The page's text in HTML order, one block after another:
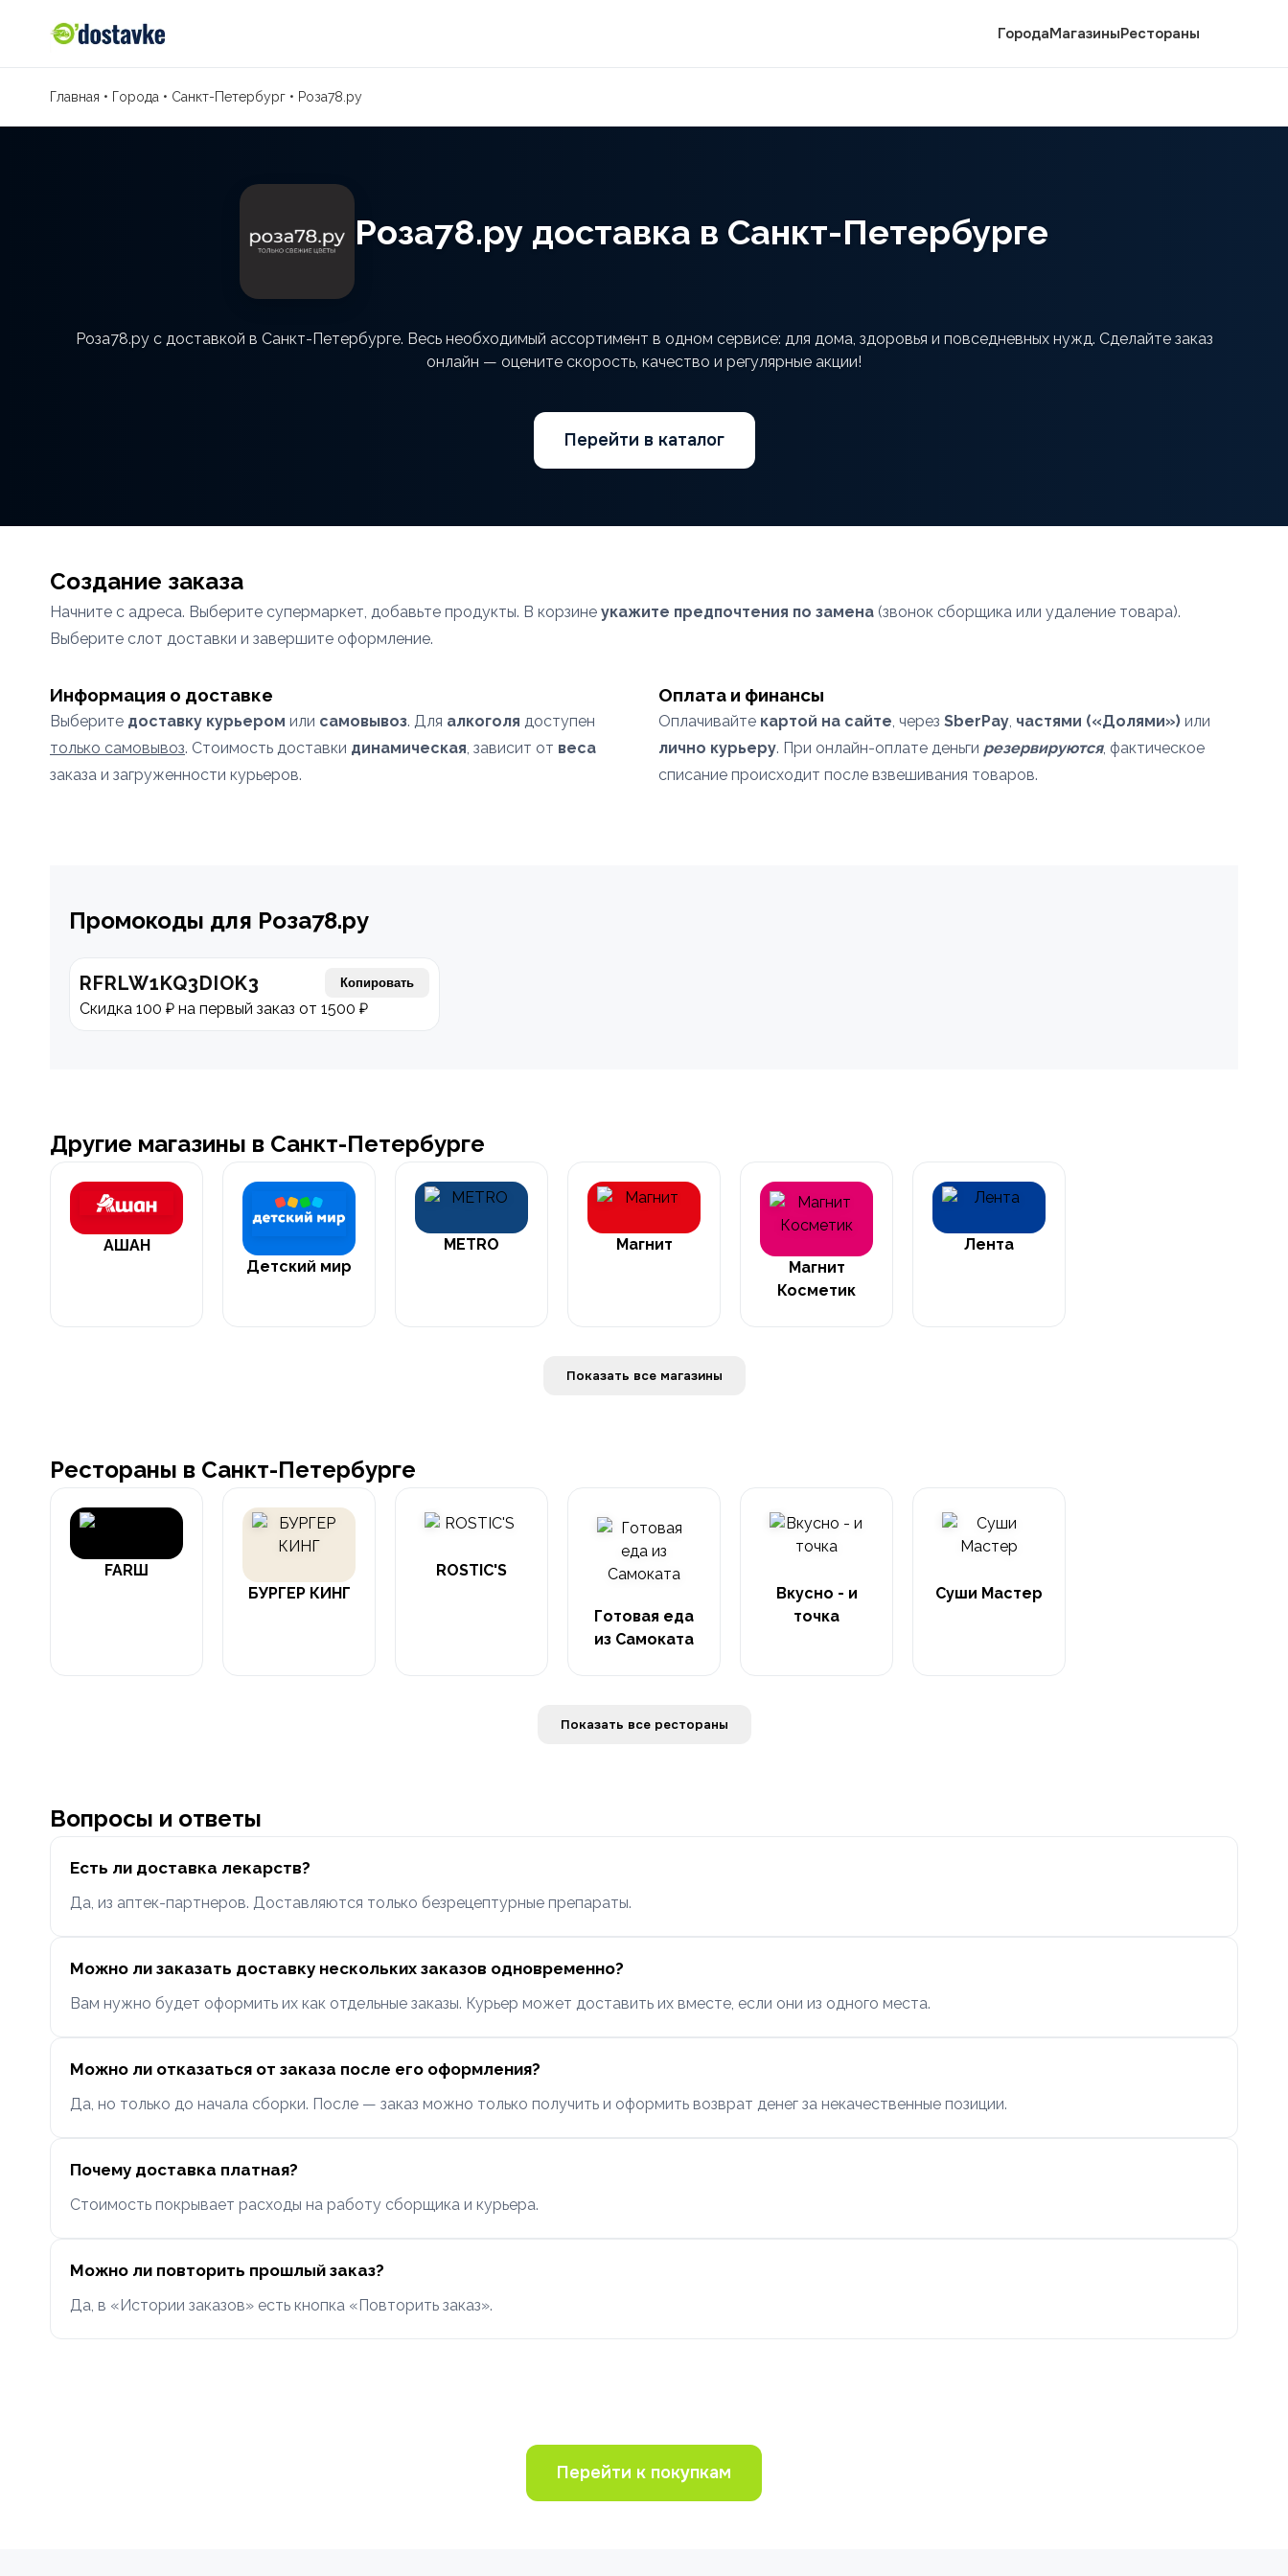
ГородаМагазиныРестораны
Главная • Города • Санкт-Петербург • Роза78.ру
Роза78.ру доставка в Санкт-Петербурге
Роза78.ру с доставкой в Санкт-Петербурге. Весь необходимый ассортимент в одном сервисе: для дома, здоровья и повседневных нужд. Сделайте заказ
онлайн — оцените скорость, качество и регулярные акции!
Перейти в каталог
Создание заказа
Начните с адреса. Выберите супермаркет, добавьте продукты. В корзине укажите предпочтения по замена (звонок сборщика или удаление товара).
Выберите слот доставки и завершите оформление.
Информация о доставке
Выберите доставку курьером или самовывоз. Для алкоголя доступен
только самовывоз. Стоимость доставки динамическая, зависит от веса
заказа и загруженности курьеров.
Оплата и финансы
Оплачивайте картой на сайте, через SberPay, частями («Долями») или
лично курьеру. При онлайн-оплате деньги резервируются, фактическое
списание происходит после взвешивания товаров.
Промокоды для Роза78.ру
RFRLW1KQ3DIOK3 Копировать
Скидка 100 ₽ на первый заказ от 1500 ₽
Другие магазины в Санкт-Петербурге
АШАН
Детский мир
METRO
Магнит
Магнит
Косметик
Лента
Показать все магазины
Рестораны в Санкт-Петербурге
FARШ
БУРГЕР КИНГ
ROSTIC'S
Готовая еда
из Самоката
Вкусно - и
точка
Суши Мастер
Показать все рестораны
Вопросы и ответы
Есть ли доставка лекарств?
Да, из аптек-партнеров. Доставляются только безрецептурные препараты.
Можно ли заказать доставку нескольких заказов одновременно?
Вам нужно будет оформить их как отдельные заказы. Курьер может доставить их вместе, если они из одного места.
Можно ли отказаться от заказа после его оформления?
Да, но только до начала сборки. После — заказ можно только получить и оформить возврат денег за некачественные позиции.
Почему доставка платная?
Стоимость покрывает расходы на работу сборщика и курьера.
Можно ли повторить прошлый заказ?
Да, в «Истории заказов» есть кнопка «Повторить заказ».
Перейти к покупкам